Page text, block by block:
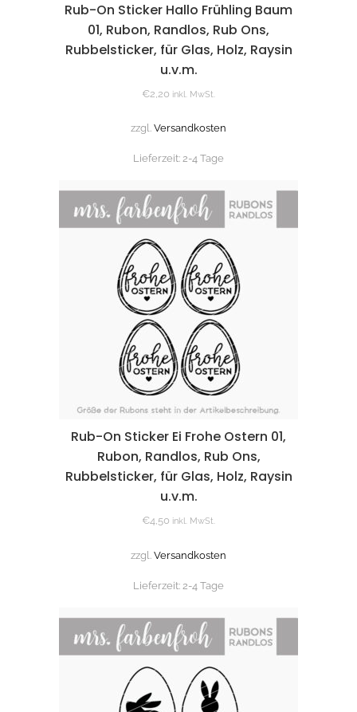
Rub-On Sticker Hallo Frühling Baum
01, Rubon, Randlos, Rub Ons,
Rubbelsticker, für Glas, Holz, Raysin
u.v.m.
€2,20 inkl. MwSt.
zzgl. Versandkosten
Lieferzeit: 2-4 Tage
Rub-On Sticker Ei Frohe Ostern 01,
Rubon, Randlos, Rub Ons,
Rubbelsticker, für Glas, Holz, Raysin
u.v.m.
€4,50 inkl. MwSt.
zzgl. Versandkosten
Lieferzeit: 2-4 Tage